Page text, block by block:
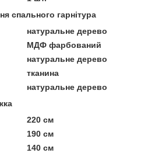
спального гарнітура
натуральне дерево
МДФ фарбований
натуральне дерево
тканина
натуральне дерево
220 см
190 см
140 см